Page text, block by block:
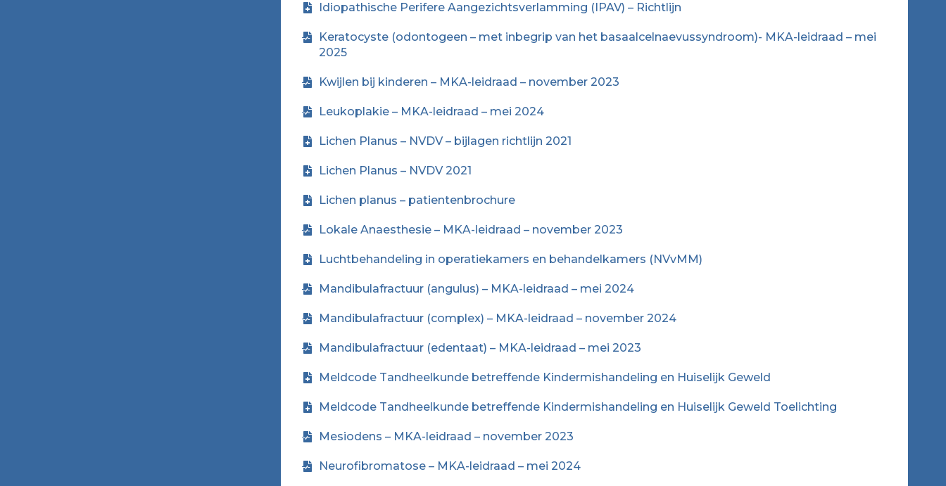
Idiopathische Perifere Aangezichtsverlamming (IPAV) – Richtlijn
Keratocyste (odontogeen – met inbegrip van het basaalcelnaevussyndroom)- MKA-leidraad – mei
2025
Kwijlen bij kinderen – MKA-leidraad – november 2023
Leukoplakie – MKA-leidraad – mei 2024
Lichen Planus – NVDV – bijlagen richtlijn 2021
Lichen Planus – NVDV 2021
Lichen planus – patientenbrochure
Lokale Anaesthesie – MKA-leidraad – november 2023
Luchtbehandeling in operatiekamers en behandelkamers (NVvMM)
Mandibulafractuur (angulus) – MKA-leidraad – mei 2024
Mandibulafractuur (complex) – MKA-leidraad – november 2024
Mandibulafractuur (edentaat) – MKA-leidraad – mei 2023
Meldcode Tandheelkunde betreffende Kindermishandeling en Huiselijk Geweld
Meldcode Tandheelkunde betreffende Kindermishandeling en Huiselijk Geweld Toelichting
Mesiodens – MKA-leidraad – november 2023
Neurofibromatose – MKA-leidraad – mei 2024